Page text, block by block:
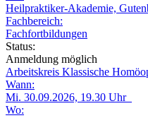
Heilpraktiker-Akademie,
Fachbereich:
Fachfortbildungen
Status:
Anmeldung möglich
Arbeitskreis Klassische
Wann:
Mi. 30.09.2026, 19.30 Uhr
Wo: